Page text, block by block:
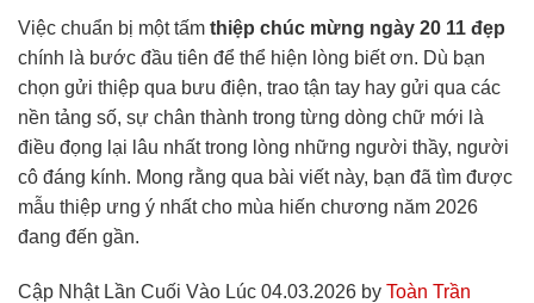
Việc chuẩn bị một tấm thiệp chúc mừng ngày 20 11 đẹp
chính là bước đầu tiên để thể hiện lòng biết ơn. Dù bạn
chọn gửi thiệp qua bưu điện, trao tận tay hay gửi qua các
nền tảng số, sự chân thành trong từng dòng chữ mới là
điều đọng lại lâu nhất trong lòng những người thầy, người
cô đáng kính. Mong rằng qua bài viết này, bạn đã tìm được
mẫu thiệp ưng ý nhất cho mùa hiến chương năm 2026
đang đến gần.
Cập Nhật Lần Cuối Vào Lúc 04.03.2026 by Toàn Trần